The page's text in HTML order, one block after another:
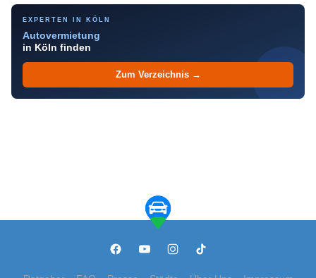
EXPERTEN IN KÖLN
Autovermietung
in Köln finden
Zum Verzeichnis →